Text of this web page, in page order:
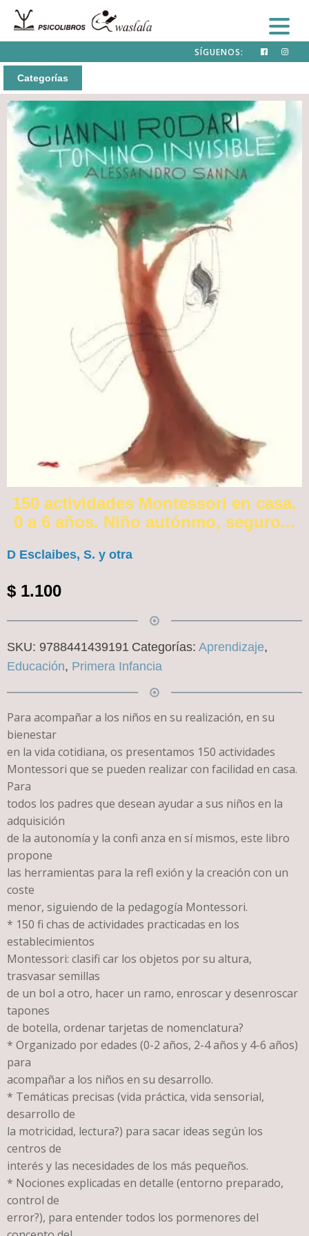
SÍGUENOS:
Categorías
150 actividades Montessori en casa.
0 a 6 años. Niño autónmo, seguro...
D Esclaibes, S. y otra
$ 1.100
SKU: 9788441439191 Categorías: Aprendizaje,
Educación, Primera Infancia
Para acompañar a los niños en su realización, en su
bienestar
en la vida cotidiana, os presentamos 150 actividades
Montessori que se pueden realizar con facilidad en casa.
Para
todos los padres que desean ayudar a sus niños en la
adquisición
de la autonomía y la confi anza en sí mismos, este libro
propone
las herramientas para la refl exión y la creación con un
coste
menor, siguiendo de la pedagogía Montessori.
* 150 fi chas de actividades practicadas en los
establecimientos
Montessori: clasifi car los objetos por su altura,
trasvasar semillas
de un bol a otro, hacer un ramo, enroscar y desenroscar
tapones
de botella, ordenar tarjetas de nomenclatura?
* Organizado por edades (0-2 años, 2-4 años y 4-6 años)
para
acompañar a los niños en su desarrollo.
* Temáticas precisas (vida práctica, vida sensorial,
desarrollo de
la motricidad, lectura?) para sacar ideas según los
centros de
interés y las necesidades de los más pequeños.
* Nociones explicadas en detalle (entorno preparado,
control de
error?), para entender todos los pormenores del